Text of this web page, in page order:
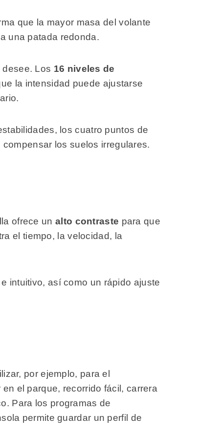
que la mayor masa del volante
una patada redonda.
Los 16 niveles de
la intensidad puede ajustarse
los cuatro puntos de
los suelos irregulares.
ofrece un alto contraste para que
el tiempo, la velocidad, la
intuitivo, así como un rápido ajuste
por ejemplo, para el
el parque, recorrido fácil, carrera
Para los programas de
permite guardar un perfil de